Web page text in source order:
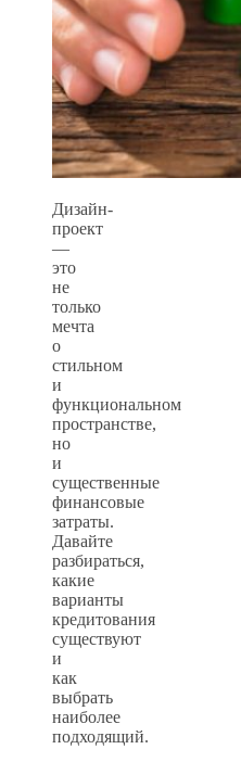
Дизайн-
проект
—
это
не
только
мечта
о
стильном
и
функциональном
пространстве,
но
и
существенные
финансовые
затраты.
Давайте
разбираться,
какие
варианты
кредитования
существуют
и
как
выбрать
наиболее
подходящий.